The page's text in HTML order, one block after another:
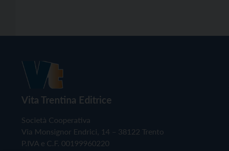
Vita Trentina Editrice
Società Cooperativa
Via Monsignor Endrici, 14 – 38122 Trento
P.IVA e C.F. 00199960220